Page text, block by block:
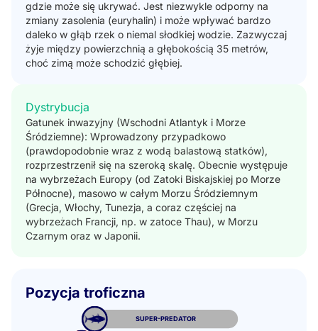
gdzie może się ukrywać. Jest niezwykle odporny na
zmiany zasolenia (euryhalin) i może wpływać bardzo
daleko w głąb rzek o niemal słodkiej wodzie. Zazwyczaj
żyje między powierzchnią a głębokością 35 metrów,
choć zimą może schodzić głębiej.
Dystrybucja
Gatunek inwazyjny (Wschodni Atlantyk i Morze
Śródziemne): Wprowadzony przypadkowo
(prawdopodobnie wraz z wodą balastową statków),
rozprzestrzenił się na szeroką skalę. Obecnie występuje
na wybrzeżach Europy (od Zatoki Biskajskiej po Morze
Północne), masowo w całym Morzu Śródziemnym
(Grecja, Włochy, Tunezja, a coraz częściej na
wybrzeżach Francji, np. w zatoce Thau), w Morzu
Czarnym oraz w Japonii.
Pozycja troficzna
SUPER-PREDATOR